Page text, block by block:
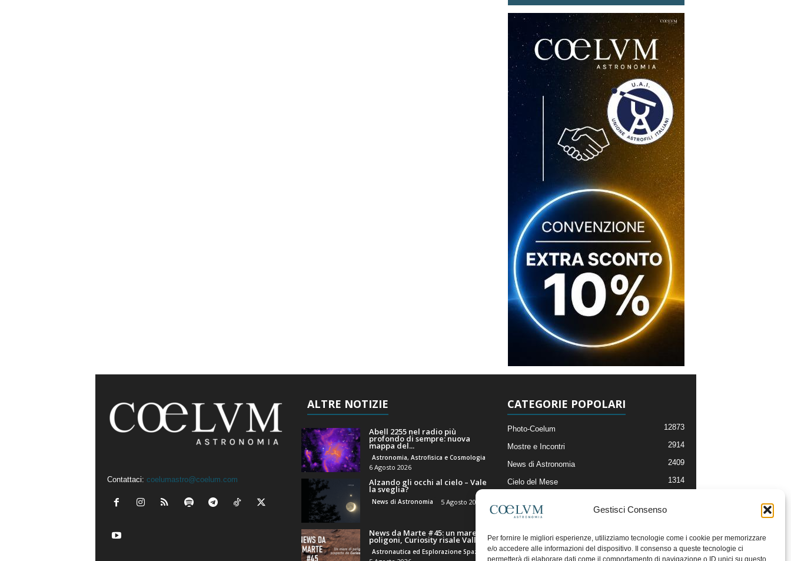
Gestisci Consenso
Per fornire le migliori esperienze, utilizziamo tecnologie come i cookie per memorizzare
e/o accedere alle informazioni del dispositivo. Il consenso a queste tecnologie ci
permetterà di elaborare dati come il comportamento di navigazione o ID unici su questo
Contattaci: coelumastro@coelum.com
ALTRE NOTIZIE
Abell 2255 nel radio più
profondo di sempre: nuova
mappa del...
Astronomia, Astrofisica e Cosmologia
6 Agosto 2026
Alzando gli occhi al cielo – Vale
la sveglia?
News di Astronomia 5 Agosto 2026
News da Marte #45: un mare di
poligoni, Curiosity risale Valle...
CATEGORIE POPOLARI
Photo-Coelum 12873
Mostre e Incontri 2914
News di Astronomia 2409
Cielo del Mese 1314
Articoli e Risorse On-Line
Il Blog della Redazione